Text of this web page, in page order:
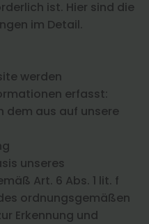
ist. Hier sind die
im Detail.
werden
erfasst:
dem aus auf unsere
unseres
Art. 6 Abs. 1 lit. f
ordnungsgemäßen
Erkennung und